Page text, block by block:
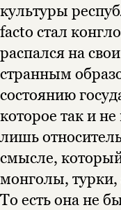
культуры
facto стал
распался на
странным
состоянию
которое так и
лишь
смысле,
монголы, турки,
То есть она не
Этой
нет в